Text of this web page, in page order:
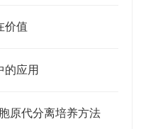
价值
的应用
原代分离培养方法